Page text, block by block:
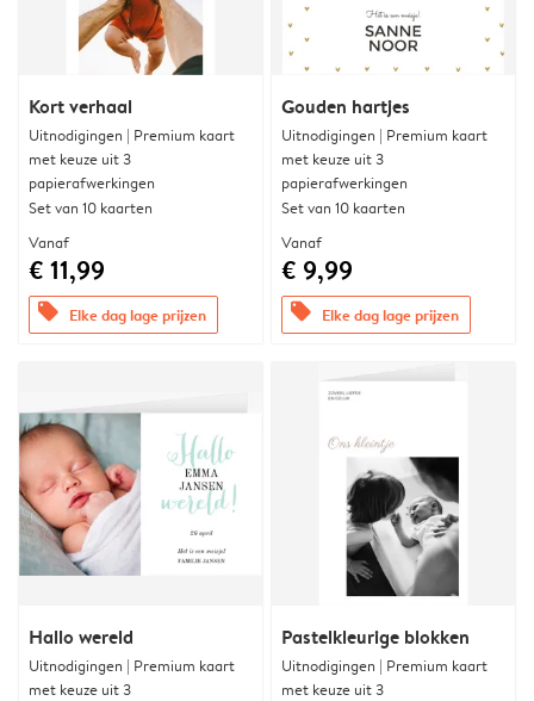
Kort verhaal
Uitnodigingen | Premium kaart
met keuze uit 3
papierafwerkingen
Set van 10 kaarten
Vanaf
€ 11,99
offers Elke dag lage prijzen
Gouden hartjes
Uitnodigingen | Premium kaart
met keuze uit 3
papierafwerkingen
Set van 10 kaarten
Vanaf
€ 9,99
offers Elke dag lage prijzen
Hallo wereld
Uitnodigingen | Premium kaart
met keuze uit 3
Pastelkleurige blokken
Uitnodigingen | Premium kaart
met keuze uit 3